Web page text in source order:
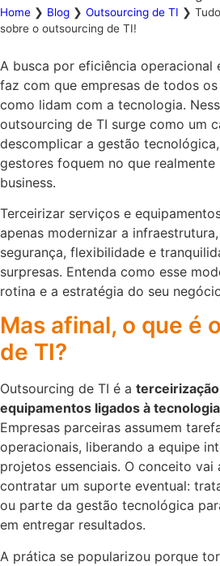
Home ❯ Blog ❯ Outsourcing de TI ❯
sobre o outsourcing de TI!
A busca por eficiência operacional
faz com que empresas de todos
como lidam com a tecnologia.
outsourcing de TI surge como um
descomplicar a gestão
gestores foquem no que
business.
Terceirizar serviços e
apenas modernizar a
segurança, flexibilidade e
surpresas. Entenda como esse
rotina e a estratégia do seu
Mas afinal, o que é
de TI?
Outsourcing de TI é a
equipamentos ligados à tecnologia
Empresas parceiras assumem
operacionais, liberando a equipe
projetos essenciais. O conceito vai
contratar um suporte eventual:
ou parte da gestão tecnológica
em entregar resultados.
A prática se popularizou porque